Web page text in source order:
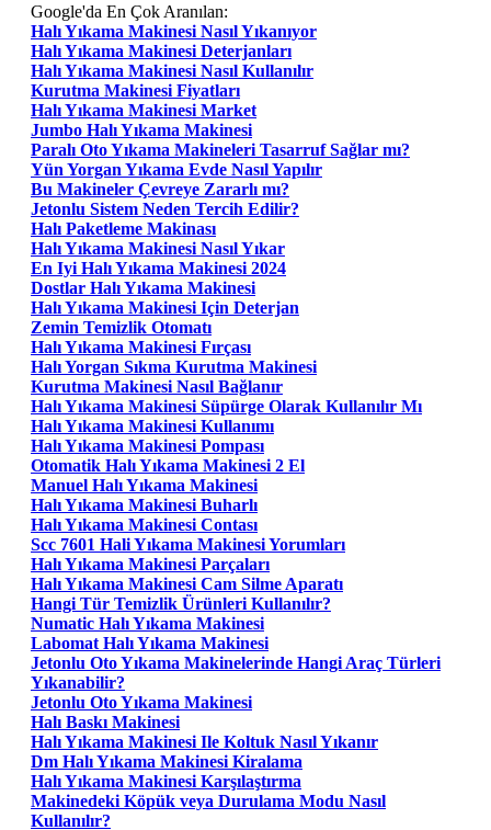
Google'da En Çok Aranılan:
Halı Yıkama Makinesi Nasıl Yıkanıyor
Halı Yıkama Makinesi Deterjanları
Halı Yıkama Makinesi Nasıl Kullanılır
Kurutma Makinesi Fiyatları
Halı Yıkama Makinesi Market
Jumbo Halı Yıkama Makinesi
Paralı Oto Yıkama Makineleri Tasarruf Sağlar mı?
Yün Yorgan Yıkama Evde Nasıl Yapılır
Bu Makineler Çevreye Zararlı mı?
Jetonlu Sistem Neden Tercih Edilir?
Halı Paketleme Makinası
Halı Yıkama Makinesi Nasıl Yıkar
En Iyi Halı Yıkama Makinesi 2024
Dostlar Halı Yıkama Makinesi
Halı Yıkama Makinesi Için Deterjan
Zemin Temizlik Otomatı
Halı Yıkama Makinesi Fırçası
Halı Yorgan Sıkma Kurutma Makinesi
Kurutma Makinesi Nasıl Bağlanır
Halı Yıkama Makinesi Süpürge Olarak Kullanılır Mı
Halı Yıkama Makinesi Kullanımı
Halı Yıkama Makinesi Pompası
Otomatik Halı Yıkama Makinesi 2 El
Manuel Halı Yıkama Makinesi
Halı Yıkama Makinesi Buharlı
Halı Yıkama Makinesi Contası
Scc 7601 Hali Yıkama Makinesi Yorumları
Halı Yıkama Makinesi Parçaları
Halı Yıkama Makinesi Cam Silme Aparatı
Hangi Tür Temizlik Ürünleri Kullanılır?
Numatic Halı Yıkama Makinesi
Labomat Halı Yıkama Makinesi
Jetonlu Oto Yıkama Makinelerinde Hangi Araç Türleri
Yıkanabilir?
Jetonlu Oto Yıkama Makinesi
Halı Baskı Makinesi
Halı Yıkama Makinesi Ile Koltuk Nasıl Yıkanır
Dm Halı Yıkama Makinesi Kiralama
Halı Yıkama Makinesi Karşılaştırma
Makinedeki Köpük veya Durulama Modu Nasıl
Kullanılır?